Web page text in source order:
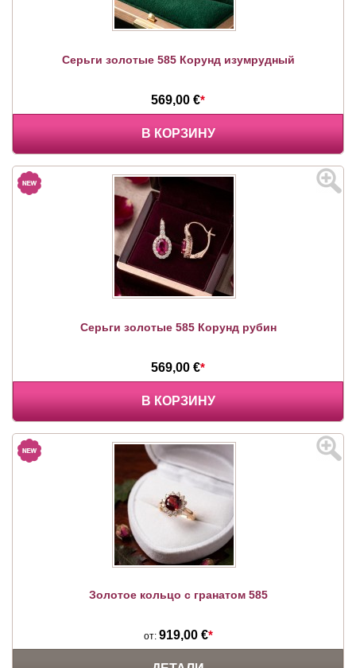
Серьги золотые 585 Корунд изумрудный
569,00 €*
В КОРЗИНУ
Серьги золотые 585 Корунд рубин
569,00 €*
В КОРЗИНУ
Золотое кольцо с гранатом 585
от: 919,00 €*